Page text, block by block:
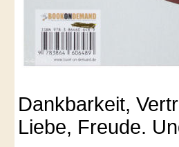
Dankbarkeit,
Liebe, Freude.